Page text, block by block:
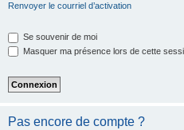
Renvoyer le courriel d’activation
Se souvenir de moi
Masquer ma présence lors de cette
Pas encore de compte ?